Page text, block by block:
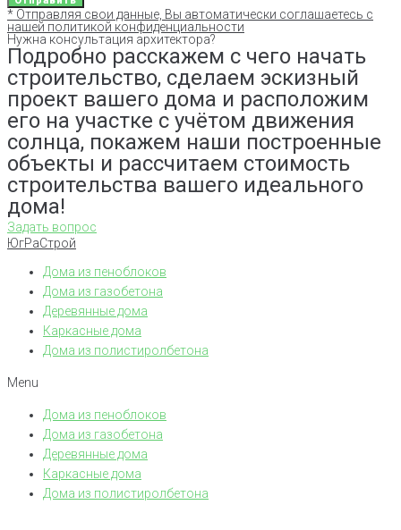
* Отправляя свои данные, Вы автоматически соглашаетесь с
нашей политикой конфиденциальности
Нужна консультация архитектора?
Подробно расскажем с чего начать
строительство, сделаем эскизный
проект вашего дома и расположим
его на участке с учётом движения
солнца, покажем наши построенные
объекты и рассчитаем стоимость
строительства вашего идеального
дома!
Задать вопрос
ЮгРаСтрой
Дома из пеноблоков
Дома из газобетона
Деревянные дома
Каркасные дома
Дома из полистиролбетона
Menu
Дома из пеноблоков
Дома из газобетона
Деревянные дома
Каркасные дома
Дома из полистиролбетона